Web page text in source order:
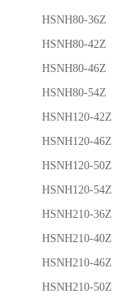
HSNH80-36Z
HSNH80-42Z
HSNH80-46Z
HSNH80-54Z
HSNH120-42Z
HSNH120-46Z
HSNH120-50Z
HSNH120-54Z
HSNH210-36Z
HSNH210-40Z
HSNH210-46Z
HSNH210-50Z